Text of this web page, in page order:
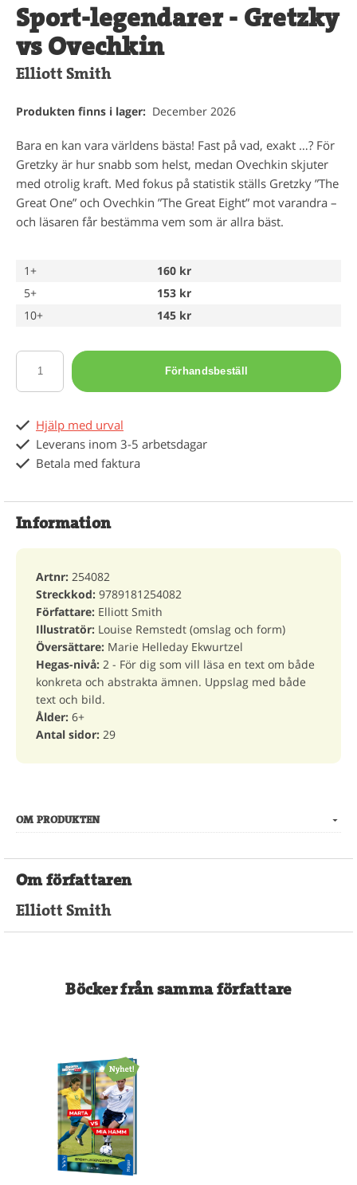
Sport-legendarer - Gretzky
vs Ovechkin
Elliott Smith
Produkten finns i lager: December 2026
Bara en kan vara världens bästa! Fast på vad, exakt …? För
Gretzky är hur snabb som helst, medan Ovechkin skjuter
med otrolig kraft. Med fokus på statistik ställs Gretzky ”The
Great One” och Ovechkin ”The Great Eight” mot varandra –
och läsaren får bestämma vem som är allra bäst.
1+
160 kr
5+
153 kr
10+
145 kr
Förhandsbeställ
Hjälp med urval
Leverans inom 3-5 arbetsdagar
Betala med faktura
Information
Artnr: 254082
Streckkod: 9789181254082
Författare: Elliott Smith
Illustratör: Louise Remstedt (omslag och form)
Översättare: Marie Helleday Ekwurtzel
Hegas-nivå: 2 - För dig som vill läsa en text om både
konkreta och abstrakta ämnen. Uppslag med både
text och bild.
Ålder: 6+
Antal sidor: 29
OM PRODUKTEN
Om författaren
Elliott Smith
Böcker från samma författare